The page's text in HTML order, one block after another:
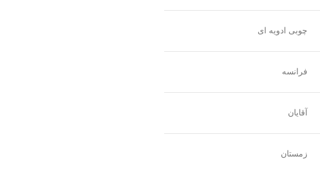
چوبی ادویه ای
فرانسه
آقایان
زمستان